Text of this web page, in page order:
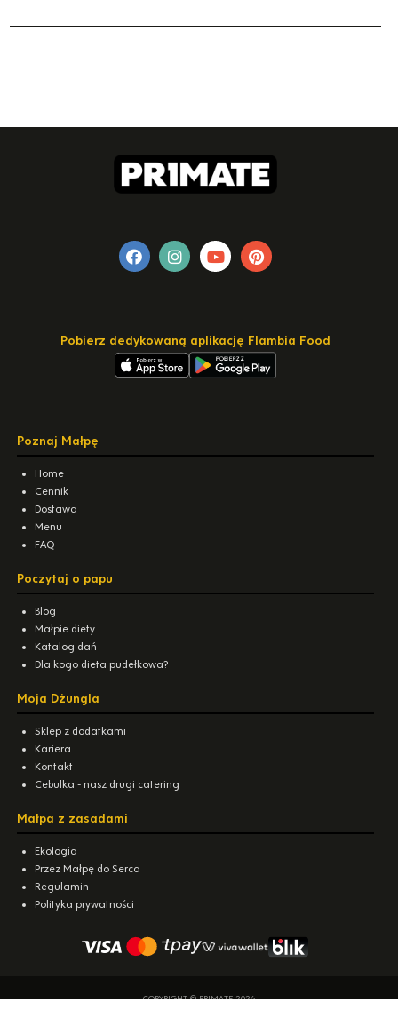
Pobierz dedykowaną aplikację Flambia Food
Poznaj Małpę
Home
Cennik
Dostawa
Menu
FAQ
Poczytaj o papu
Blog
Małpie diety
Katalog dań
Dla kogo dieta pudełkowa?
Moja Dżungla
Sklep z dodatkami
Kariera
Kontakt
Cebulka - nasz drugi catering
Małpa z zasadami
Ekologia
Przez Małpę do Serca
Regulamin
Polityka prywatności
COPYRIGHT © PRIMATE 2026